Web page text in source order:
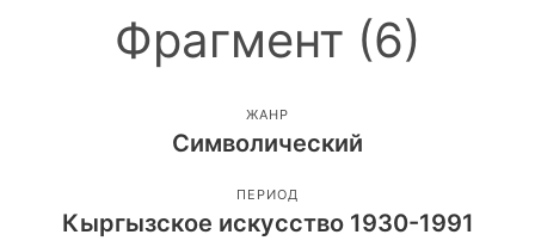
Фрагмент (6)
ЖАНР
Символический
ПЕРИОД
Кыргызское искусство 1930-1991